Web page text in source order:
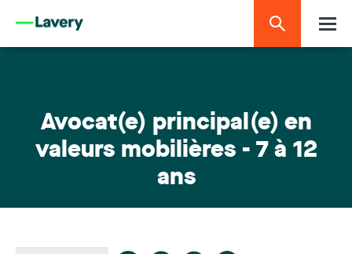
Avocat(e) principal(e) en
valeurs mobilières - 7 à 12
ans